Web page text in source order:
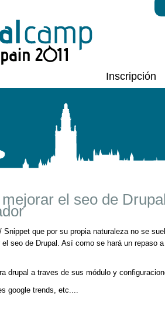
Inscripción
el seo de
que por su propia naturaleza no se
seo de Drupal. Así como se hará un repaso
drupal a traves de sus módulo y
google trends, etc....